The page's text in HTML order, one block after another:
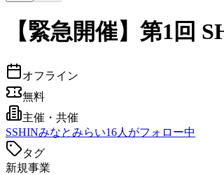
【緊急開催】第1回
オフライン
無料
主催・共催
SSHINみなとみらい16人がフォロー中
タグ
新規事業